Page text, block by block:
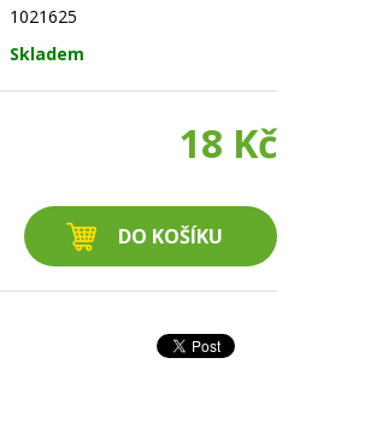
1021625
Skladem
18 Kč